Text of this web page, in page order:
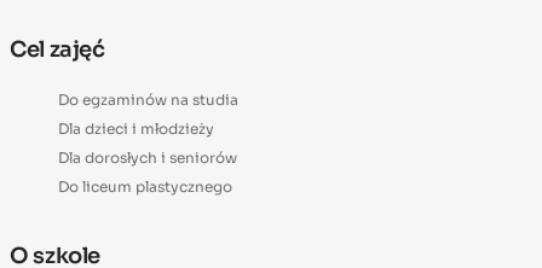
Cel zajęć
Do egzaminów na studia
Dla dzieci i młodzieży
Dla dorosłych i seniorów
Do liceum plastycznego
O szkole